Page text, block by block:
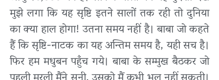
मुझे लगा कि यह सृष्टि इतने सालों तक रही तो दुनिया
का क्या हाल होगा! उतना समय नहीं है। बाबा जो कहते
हैं कि सृष्टि-नाटक का यह अन्तिम समय है, यही सच है।
फिर हम मधुबन पहुँच गये। बाबा के सम्मुख बैठकर जो